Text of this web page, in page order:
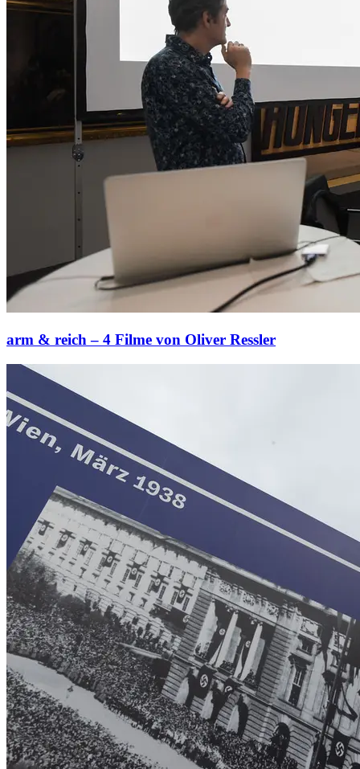
arm & reich – 4 Filme von Oliver Ressler